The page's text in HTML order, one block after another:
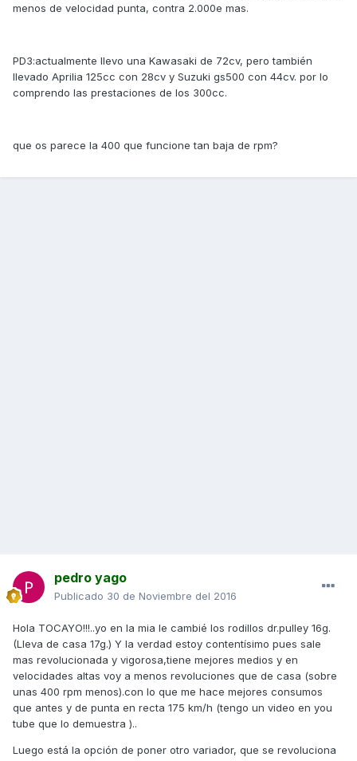
menos de velocidad punta, contra 2.000e mas.
PD3:actualmente llevo una Kawasaki de 72cv, pero también
llevado Aprilia 125cc con 28cv y Suzuki gs500 con 44cv. por lo
comprendo las prestaciones de los 300cc.
que os parece la 400 que funcione tan baja de rpm?
pedro yago
Publicado 30 de Noviembre del 2016
Hola TOCAYO!!!..yo en la mia le cambié los rodillos dr.pulley 16g.
(Lleva de casa 17g.) Y la verdad estoy contentísimo pues sale
mas revolucionada y vigorosa,tiene mejores medios y en
velocidades altas voy a menos revoluciones que de casa (sobre
unas 400 rpm menos).con lo que me hace mejores consumos
que antes y de punta en recta 175 km/h (tengo un video en you
tube que lo demuestra )..
Luego está la opción de poner otro variador, que se revoluciona